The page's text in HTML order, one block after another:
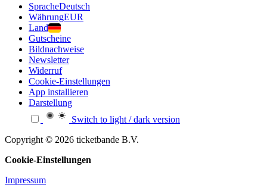
SpracheDeutsch
WährungEUR
Land
Gutscheine
Bildnachweise
Newsletter
Widerruf
Cookie-Einstellungen
App installieren
Darstellung
Switch to light / dark version
Copyright © 2026 ticketbande B.V.
Cookie-Einstellungen
Impressum